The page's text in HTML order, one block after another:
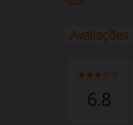
Avaliações
6.8